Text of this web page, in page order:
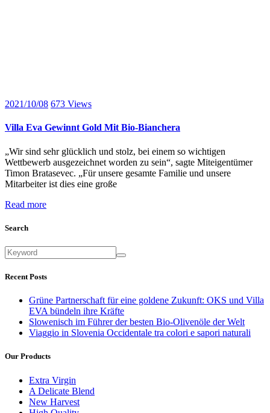
2021/10/08 673 Views
Villa Eva Gewinnt Gold Mit Bio-Bianchera
„Wir sind sehr glücklich und stolz, bei einem so wichtigen
Wettbewerb ausgezeichnet worden zu sein“, sagte Miteigentümer
Timon Bratasevec. „Für unsere gesamte Familie und unsere
Mitarbeiter ist dies eine große
Read more
Search
Recent Posts
Grüne Partnerschaft für eine goldene Zukunft: OKS und Villa
EVA bündeln ihre Kräfte
Slowenisch im Führer der besten Bio-Olivenöle der Welt
Viaggio in Slovenia Occidentale tra colori e sapori naturali
Our Products
Extra Virgin
A Delicate Blend
New Harvest